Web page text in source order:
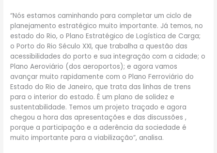
“Nós estamos caminhando para completar um ciclo de
planejamento estratégico muito importante. Já temos, no
estado do Rio, o Plano Estratégico de Logística de Carga;
o Porto do Rio Século XXI, que trabalha a questão das
acessibilidades do porto e sua integração com a cidade; o
Plano Aeroviário (dos aeroportos); e agora vamos
avançar muito rapidamente com o Plano Ferroviário do
Estado do Rio de Janeiro, que trata das linhas de trens
para o interior do estado. É um plano de solidez e
sustentabilidade. Temos um projeto traçado e agora
chegou a hora das apresentações e das discussões ,
porque a participação e a aderência da sociedade é
muito importante para a viabilização”, analisa.